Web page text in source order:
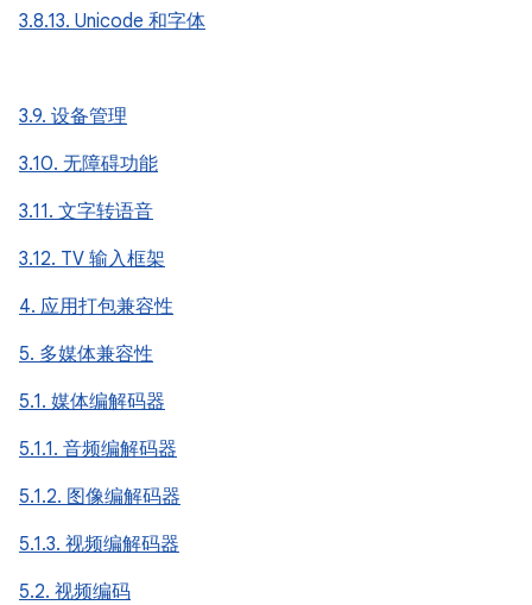
3.8.13. Unicode 和字体
3.9. 设备管理
3.10. 无障碍功能
3.11. 文字转语音
3.12. TV 输入框架
4. 应用打包兼容性
5. 多媒体兼容性
5.1. 媒体编解码器
5.1.1. 音频编解码器
5.1.2. 图像编解码器
5.1.3. 视频编解码器
5.2. 视频编码